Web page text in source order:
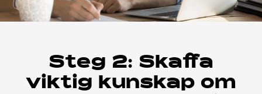
Steg 2: Skaffa
viktig kunskap om